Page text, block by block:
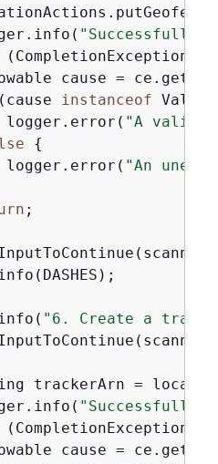
"Successfully
(CompletionException
cause =
instanceof
"A
{
"An
;
"6. Create a
trackerArn =
"Successfully
(CompletionException
cause =